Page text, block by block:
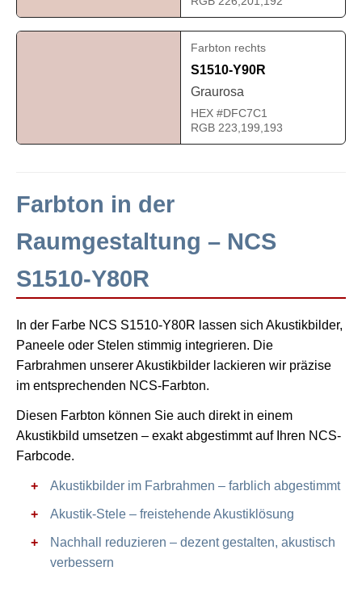
Farbton rechts
S1510-Y90R
Graurosa
HEX #DFC7C1
RGB 223,199,193
Farbton in der
Raumgestaltung – NCS
S1510-Y80R
In der Farbe NCS S1510-Y80R lassen sich Akustikbilder,
Paneele oder Stelen stimmig integrieren. Die
Farbrahmen unserer Akustikbilder lackieren wir präzise
im entsprechenden NCS-Farbton.
Diesen Farbton können Sie auch direkt in einem
Akustikbild umsetzen – exakt abgestimmt auf Ihren NCS-
Farbcode.
Akustikbilder im Farbrahmen – farblich abgestimmt
Akustik-Stele – freistehende Akustiklösung
Nachhall reduzieren – dezent gestalten, akustisch
verbessern